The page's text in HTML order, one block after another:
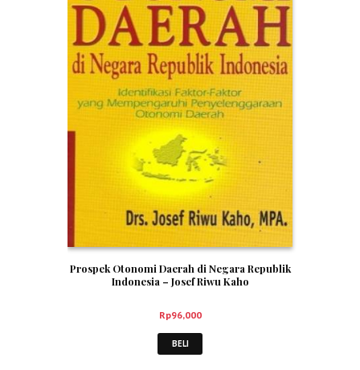
Prospek Otonomi Daerah di Negara Republik
Indonesia – Josef Riwu Kaho
Rp96,000
BELI